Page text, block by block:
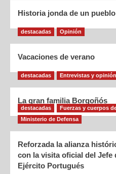
Historia jonda de un
destacadas Opinión
Vacaciones de verano
destacadas Entrevistas y opinión
La gran familia Borgoñós
destacadas
Fuerzas y cuerpos
Ministerio de Defensa
Reforzada la alianza
con la visita oficial del Jefe
Ejército Portugués